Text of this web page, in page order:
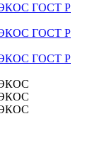
ГОСТ Р
ГОСТ Р
ГОСТ Р